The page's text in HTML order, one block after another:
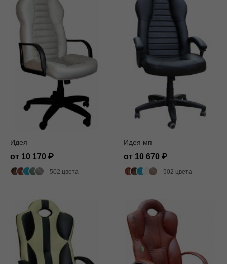
Идея
от 10 170
502 цвета
Идея мп
от 10 670
502 цвета